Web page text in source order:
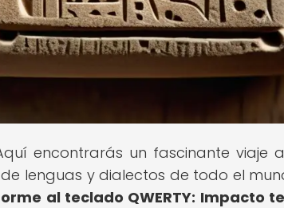
encontrarás un fascinante viaje
lenguas y dialectos de todo el
al teclado QWERTY: Impacto